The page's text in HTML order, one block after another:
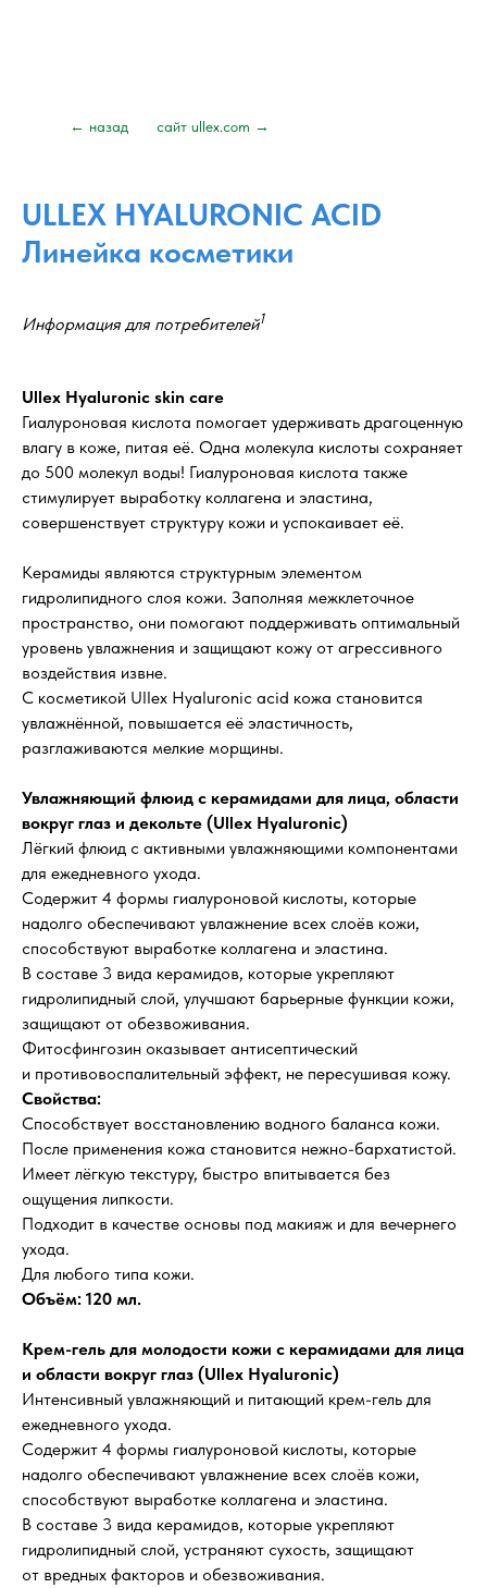
сайт ullex.com →
← назад
ULLEX HYALURONIC ACID
Линейка косметики
Информация для потребителей1
Ullex Hyaluronic skin care
Гиалуроновая кислота помогает удерживать драгоценную
влагу в коже, питая её. Одна молекула кислоты сохраняет
до 500 молекул воды! Гиалуроновая кислота также
стимулирует выработку коллагена и эластина,
совершенствует структуру кожи и успокаивает её.
Керамиды являются структурным элементом
гидролипидного слоя кожи. Заполняя межклеточное
пространство, они помогают поддерживать оптимальный
уровень увлажнения и защищают кожу от агрессивного
воздействия извне.
С косметикой Ullex Hyaluronic acid кожа становится
увлажнённой, повышается её эластичность,
разглаживаются мелкие морщины.
Увлажняющий флюид с керамидами для лица, области
вокруг глаз и декольте (Ullex Hyaluronic)
Лёгкий флюид с активными увлажняющими компонентами
для ежедневного ухода.
Содержит 4 формы гиалуроновой кислоты, которые
надолго обеспечивают увлажнение всех слоёв кожи,
способствуют выработке коллагена и эластина.
В составе 3 вида керамидов, которые укрепляют
гидролипидный слой, улучшают барьерные функции кожи,
защищают от обезвоживания.
Фитосфингозин оказывает антисептический
и противовоспалительный эффект, не пересушивая кожу.
Свойства:
Способствует восстановлению водного баланса кожи.
После применения кожа становится нежно-бархатистой.
Имеет лёгкую текстуру, быстро впитывается без
ощущения липкости.
Подходит в качестве основы под макияж и для вечернего
ухода.
Для любого типа кожи.
Объём: 120 мл.
Крем-гель для молодости кожи с керамидами для лица
и области вокруг глаз (Ullex Hyaluronic)
Интенсивный увлажняющий и питающий крем-гель для
ежедневного ухода.
Содержит 4 формы гиалуроновой кислоты, которые
надолго обеспечивают увлажнение всех слоёв кожи,
способствуют выработке коллагена и эластина.
В составе 3 вида керамидов, которые укрепляют
гидролипидный слой, устраняют сухость, защищают
от вредных факторов и обезвоживания.